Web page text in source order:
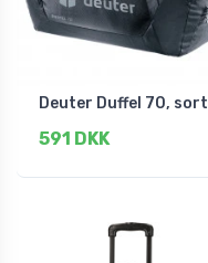
Deuter Duffel 70, sort
591 DKK